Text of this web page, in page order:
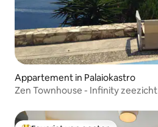
Appartement in Palaiokastro
Zen Townhouse - Infinity zeezicht